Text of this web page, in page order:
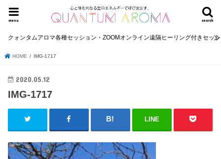
search
menu
クォンタムアロマ各種セッション・ZOOMオンライン遠隔ヒーリング付きセッ
HOME IMG-1717
2020.05.12
IMG-1717
LINE